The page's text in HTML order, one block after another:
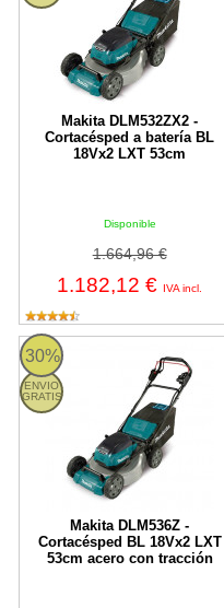
Makita DLM532ZX2 -
Cortacésped a batería BL
18Vx2 LXT 53cm
Disponible
1.664,96 €
1.182,12 € IVA incl.
30%
ENVIO
GRATIS
Makita DLM536Z -
Cortacésped BL 18Vx2 LXT
53cm acero con tracción
DLM536Z Makita